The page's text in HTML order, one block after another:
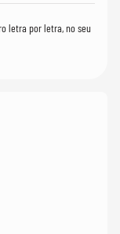
letra por letra, no seu